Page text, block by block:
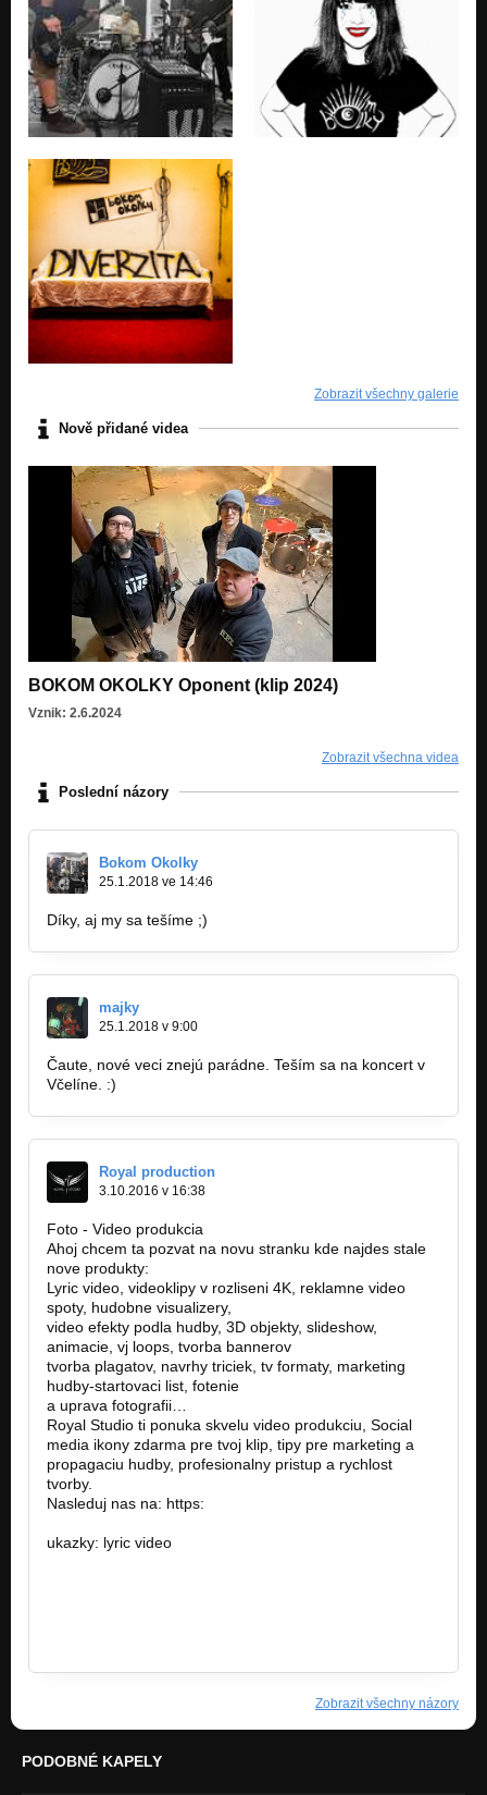
Zobrazit všechny galerie
Nově přidané videa
BOKOM OKOLKY Oponent (klip 2024)
Vznik: 2.6.2024
Zobrazit všechna videa
Poslední názory
Bokom Okolky
25.1.2018 ve 14:46
Díky, aj my sa tešíme ;)
majky
25.1.2018 v 9:00
Čaute, nové veci znejú parádne. Teším sa na koncert v
Včelíne. :)
Royal production
3.10.2016 v 16:38
Foto - Video produkcia
Ahoj chcem ta pozvat na novu stranku kde najdes stale
nove produkty:
Lyric video, videoklipy v rozliseni 4K, reklamne video
spoty, hudobne visualizery,
video efekty podla hudby, 3D objekty, slideshow,
animacie, vj loops, tvorba bannerov
tvorba plagatov, navrhy triciek, tv formaty, marketing
hudby-startovaci list, fotenie
a uprava fotografii…
Royal Studio ti ponuka skvelu video produkciu, Social
media ikony zdarma pre tvoj klip, tipy pre marketing a
propagaciu hudby, profesionalny pristup a rychlost
tvorby.
Nasleduj nas na: https:
ukazky: lyric video
Zobrazit všechny názory
PODOBNÉ KAPELY